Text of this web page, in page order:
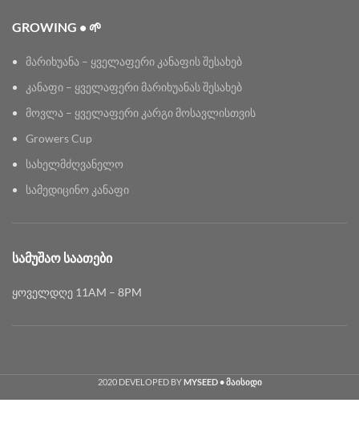
GROWING • 🌱
მარიხუანა – ყველაფერი კანაფის შესახებ
კანაფი – ყველაფერი მარიხუანას შესახებ
მოვლა – ყველაფერი კარგი მოსავლისთვის
Growers Cup
სახელმძღვანელო
სამედიცინო კანაფი
ᲡᲐᲛᲣᲨᲐᲝ ᲡᲐᲐᲗᲔᲑᲘ
ყოველდღე 11AM – 8PM
2020 DEVELOPED BYMYSEED • მაისიდი